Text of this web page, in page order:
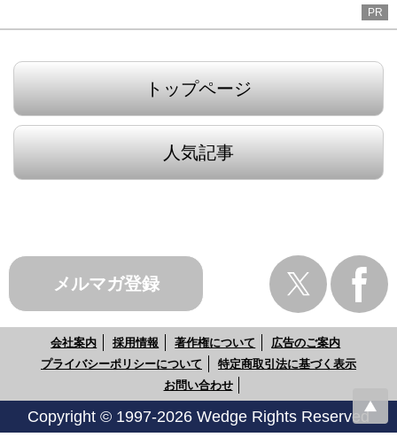
PR
トップページ
人気記事
メルマガ登録
会社案内 採用情報 著作権について
広告のご案内
プライバシーポリシーについて
特定商取引法に基づく表示
お問い合わせ
Copyright © 1997-2026 Wedge Rights Reserved